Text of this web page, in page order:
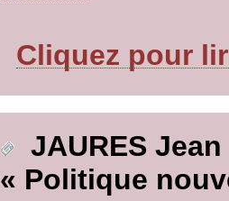
Cliquez pour
JAURES Jean
« Politique